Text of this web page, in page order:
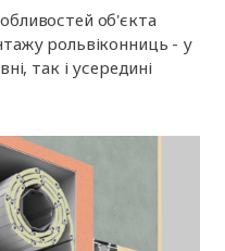
об'єкта
рольвіконниць - у
так і усередині